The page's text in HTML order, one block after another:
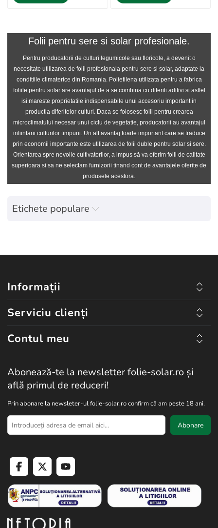
Folii pentru sere si solar profesionale.
Pentru producatorii de culturi legumicole sau floricole, a devenit o
necesitate utilizarea de folii profesionala pentru sere si solar, adaptate la
conditiile climaterice din Romania. Polietilena utilizata pentru a fabrica
foliile pentru solar are avantajul de a se combina cu diferiti aditivi si astfel
isi mareste proprietatile indispensabile unui accesoriu important in
productia diferitelor culturi. Daca se folosesc folii pentru crearea
microclimatului necesar unui ciclu de vegetatie, producatorii au avantajul
infiintarii culturilor timpurii. Un alt avantaj foarte important care se traduce
prin economii importante este utilizarea de folii duble pentru solar si sere.
Orientarea spre nevoile cultivatorilor, a impus să va oferim folii de calitate
superioara si sa ne selectam furnizorii tinand cont de avantajele oferite de
produsele acestora.
Etichete populare
Informații
Serviciu clienți
Contul meu
Abonează-te la newsletter folie-solar.ro și
află primul de reduceri!
Prin abonare la newsleter-ul folie-solar.ro confirm că am peste 18 ani.
Abonare